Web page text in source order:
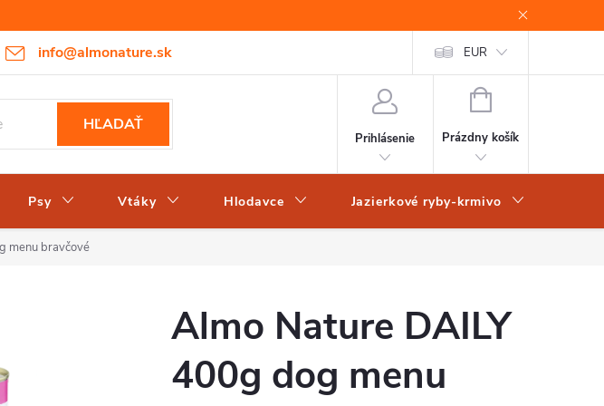
info@almonature.sk EUR
HĽADAŤ
Prihlásenie
NÁKUPNÝ
Prázdny košík
Psy Vtáky Hlodavce Jazierkové ryby-krmivo
menu bravčové
Almo Nature DAILY
400g dog menu